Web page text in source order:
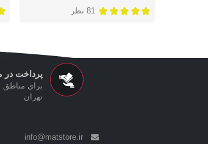
81 نظر
پرداخت در
تهران
info@matstore.ir